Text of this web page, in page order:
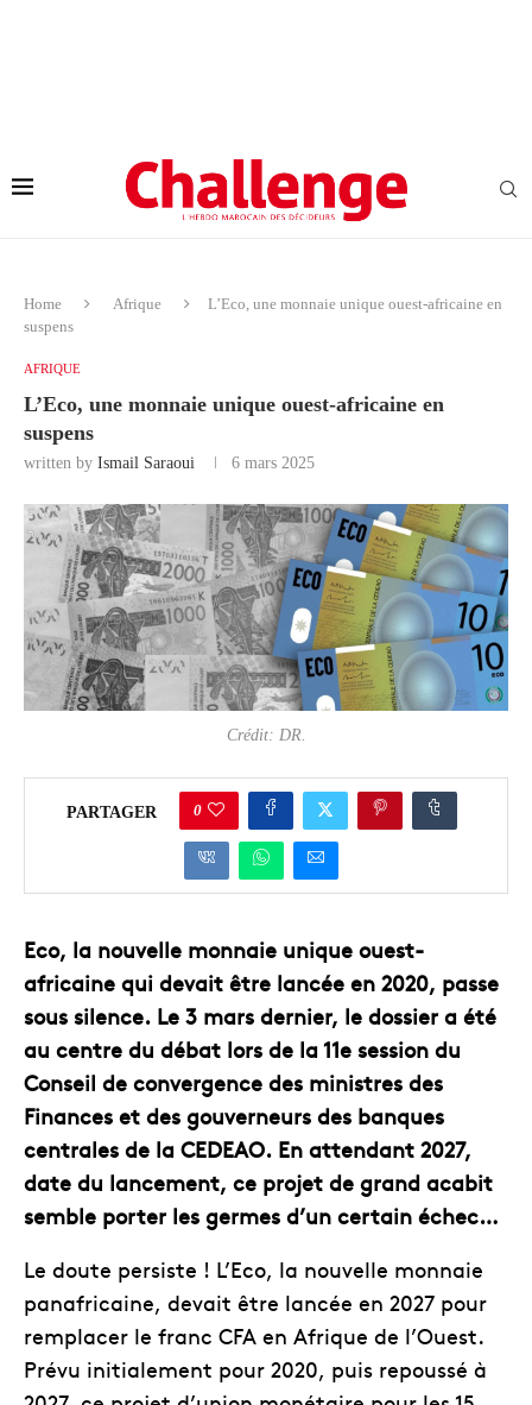
Home Afrique
L’Eco, une monnaie unique ouest-africaine en
suspens
AFRIQUE
L’Eco, une monnaie unique ouest-africaine en
suspens
written by Ismail Saraoui 6 mars 2025
Crédit: DR.
PARTAGER 0
Eco, la nouvelle monnaie unique ouest-
africaine qui devait être lancée en 2020, passe
sous silence. Le 3 mars dernier, le dossier a été
au centre du débat lors de la 11e session du
Conseil de convergence des ministres des
Finances et des gouverneurs des banques
centrales de la CEDEAO. En attendant 2027,
date du lancement, ce projet de grand acabit
semble porter les germes d’un certain échec…
Le doute persiste ! L’Eco, la nouvelle monnaie
panafricaine, devait être lancée en 2027 pour
remplacer le franc CFA en Afrique de l’Ouest.
Prévu initialement pour 2020, puis repoussé à